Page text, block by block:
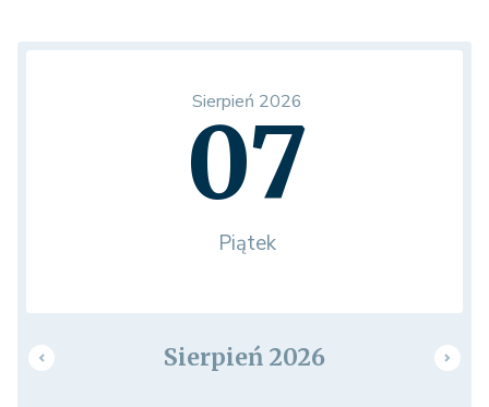
Sierpień 2026
07
Piątek
Sierpień 2026